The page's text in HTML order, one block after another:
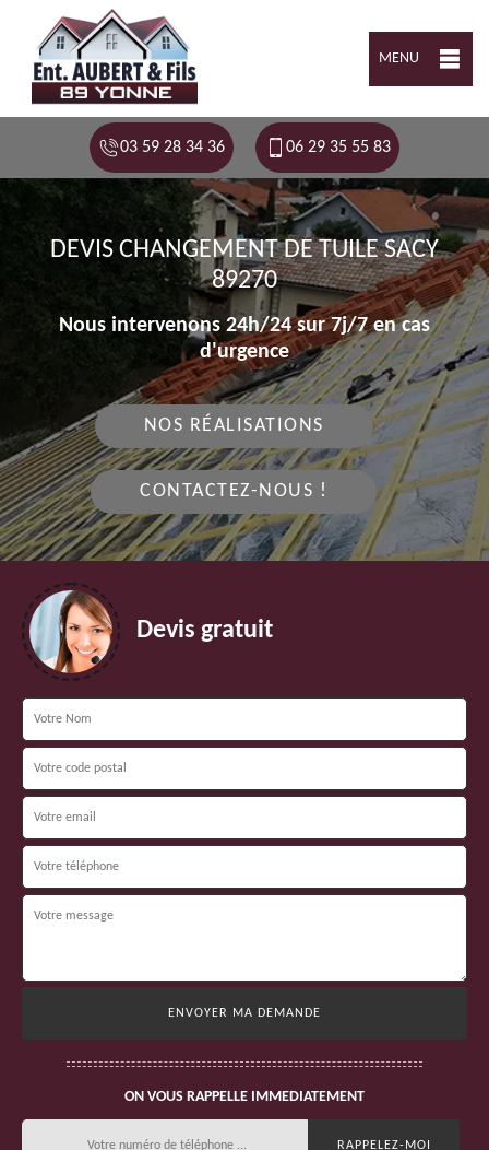
MENU
03 59 28 34 36 06 29 35 55 83
DEVIS CHANGEMENT DE TUILE SACY
89270
Nous intervenons 24h/24 sur 7j/7 en cas
d'urgence
NOS RÉALISATIONS
CONTACTEZ-NOUS !
Devis gratuit
ON VOUS RAPPELLE IMMEDIATEMENT